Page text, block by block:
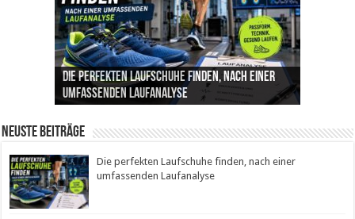
Die perfekten Laufschuhe finden, nach einer
umfassenden Laufanalyse
Intelligente ZYCLE-Bikes: Indoor-Training mit
Präzision, Leistung und Vertrauen
Insemination (IUI): Ablauf, Erfolgschancen und
Kosten im Überblick
Cannabis als Medizin: Wie es Schmerzen, Stress
und Schlaf im Alltag beeinflusst
Leben mit Inkontinenz: Tipps für mehr
Sicherheit im Alltag
Neuste Beiträge
Die perfekten Laufschuhe finden, nach einer
umfassenden Laufanalyse